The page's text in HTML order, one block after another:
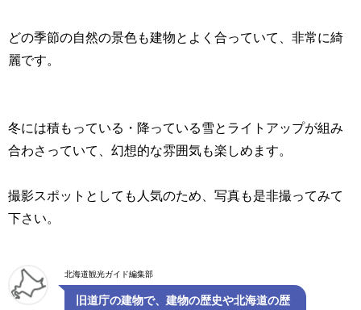
どの季節の自然の景色も建物とよく合っていて、非常に綺
麗です。
冬には積もっている・降っている雪とライトアップが組み
合わさっていて、幻想的な雰囲気も楽しめます。
撮影スポットとしても人気のため、写真も是非撮ってみて
下さい。
北海道観光ガイド編集部
旧道庁の建物で、建物の歴史や北海道の歴